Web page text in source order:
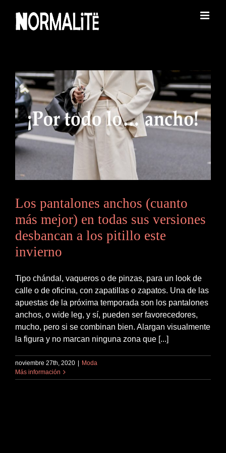
contenido
Los pantalones anchos (cuanto
más mejor) en todas sus versiones
desbancan a los pitillo este
invierno
Tipo chándal, vaqueros o de pinzas, para un look de
calle o de oficina, con zapatillas o zapatos. Una de las
apuestas de la próxima temporada son los pantalones
anchos, o wide leg, y sí, pueden ser favorecedores,
mucho, pero si se combinan bien. Alargan visualmente
la figura y no marcan ninguna zona que [...]
noviembre 27th, 2020
Moda
Más información